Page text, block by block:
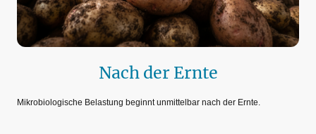
Nach der Ernte
Mikrobiologische Belastung beginnt unmittelbar nach der Ernte.